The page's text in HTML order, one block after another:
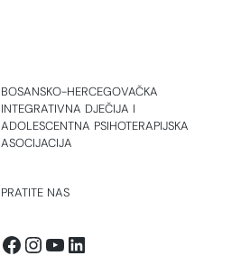
BOSANSKO-HERCEGOVAČKA
INTEGRATIVNA DJEČIJA I
ADOLESCENTNA PSIHOTERAPIJSKA
ASOCIJACIJA
PRATITE NAS
Facebook
Instagram
YouTube
LinkedIn